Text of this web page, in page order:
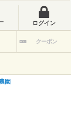
ログイン
クーポン
園